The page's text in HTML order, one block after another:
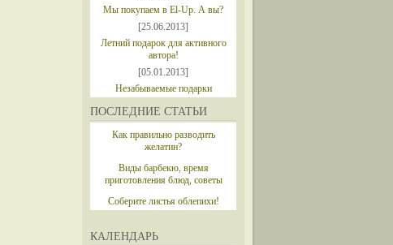
Мы покупаем в El-Up. А вы?
[25.06.2013]
Летний подарок для активного
автора!
[05.01.2013]
Незабываемые подарки
ПОСЛЕДНИЕ СТАТЬИ
Как правильно разводить
желатин?
Виды барбекю, время
приготовления блюд, советы
Соберите листья облепихи!
КАЛЕНДАРЬ